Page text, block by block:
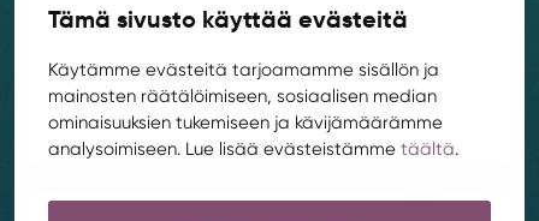
Tämä sivusto käyttää evästeitä
Käytämme evästeitä tarjoamamme sisällön ja
mainosten räätälöimiseen, sosiaalisen median
ominaisuuksien tukemiseen ja kävijämäärämme
analysoimiseen. Lue lisää evästeistämme täältä.
mukaan rentoon Korjauskylään, joka kokoontuu
kerran kuussa korjaamaan, tuunaamaan ja
oppimaan yhdessä! Tapaamme ensimmäisen
kerran Rentukan kerhotilassa 19.8. klo 16-18.⁠⁠Paikalla
ei...